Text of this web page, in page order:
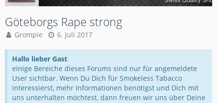
Göteborgs Rape strong
Grompie 6. Juli 2017
Hallo lieber Gast
einige Bereiche dieses Forums sind nur für angemeldete
User sichtbar. Wenn Du Dich für Smokeless Tabacco
interessierst, mehr Informationen benötigst und Dich mit
uns unterhalten möchtest, dann freuen wir uns über Deine